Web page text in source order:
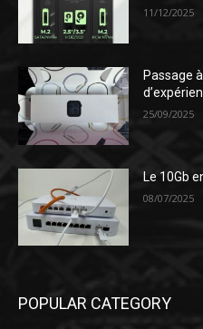
11/12/2025
Passage
25/09/2025
Le 10Gb
08/07/2025
POPULAR CATEGORY